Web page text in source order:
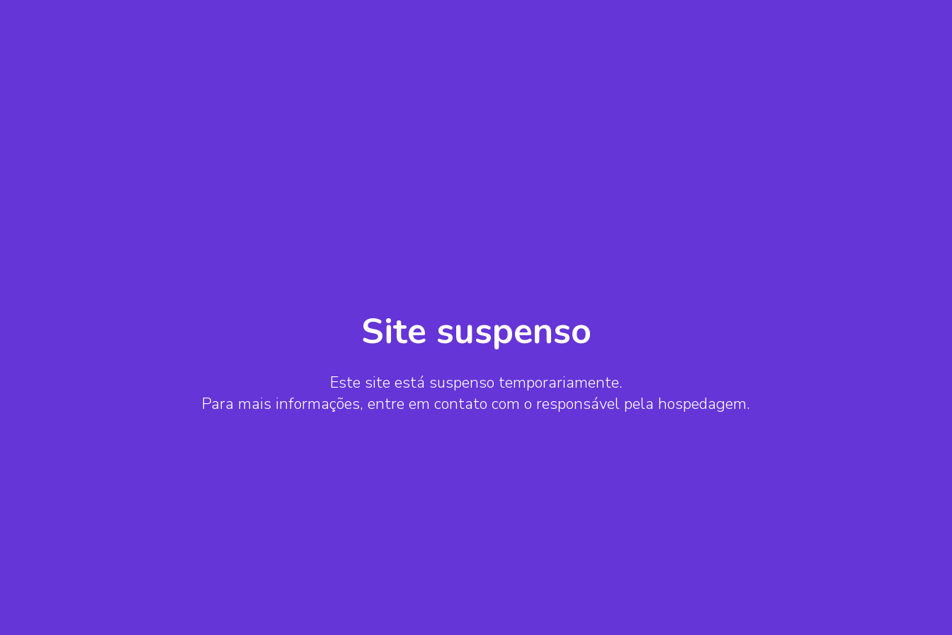
Site suspenso
Este site está suspenso temporariamente.
Para mais informações, entre em contato com o responsável pela hospedagem.